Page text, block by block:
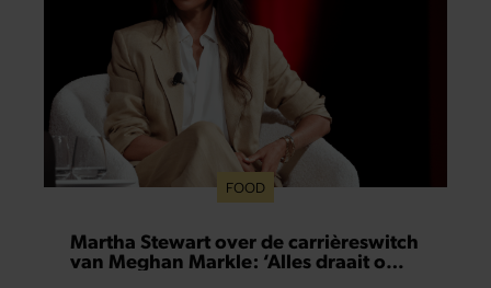
FOOD
Martha Stewart over de carrièreswitch
van Meghan Markle: ‘Alles draait om